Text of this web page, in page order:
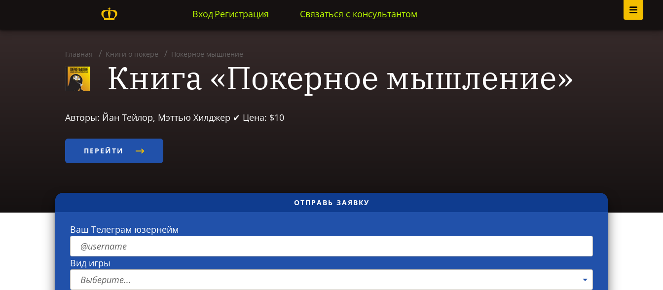
ВходРегистрация Связаться с консультантом
Главная Книги о покере Покерное мышление
Книга «Покерное мышление»
Авторы: Йан Тейлор, Мэттью Хилджер ✔ Цена: $10
ПЕРЕЙТИ
ОТПРАВЬ ЗАЯВКУ
Ваш Телеграм юзернейм
Вид игры
Выберите...